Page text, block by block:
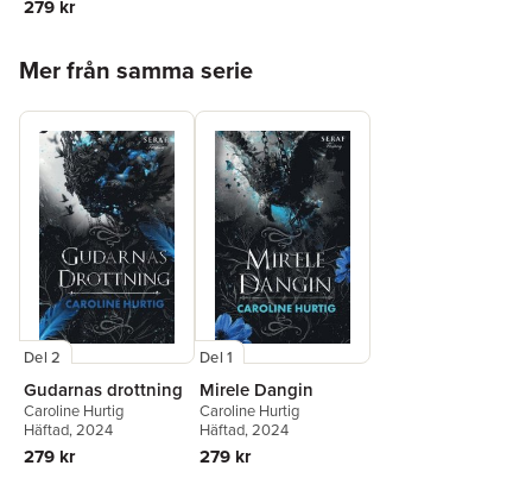
279 kr
Mer från samma serie
Del 2
Gudarnas drottning
Caroline Hurtig
Häftad, 2024
279 kr
Del 1
Mirele Dangin
Caroline Hurtig
Häftad, 2024
279 kr